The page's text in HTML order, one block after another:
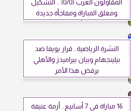
المقاولون العرب (0/0) .. التشكيل
ومعلق المباراة ومفاجأة جديدة
النشرة الرياضية.. قرار يويفا ضد
بيلينجهام وبيان بيراميدز والأهلي
يرفض هذا الأمر
16 مباراة في 7 أسابيع.. أزمة عنيفة